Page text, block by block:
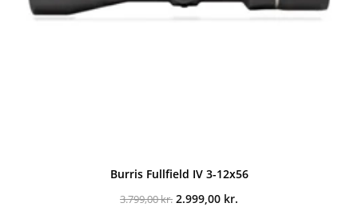
Burris Fullfield IV 3-12x56
3.799,00kr. Den
2.999,00 kr.